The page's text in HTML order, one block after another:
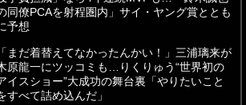
同僚PCAを射程圏内」サイ・ヤング賞ととも
予想
「まだ着替えてなかったんかい！」三浦璃来が
原龍一にツッコミも…りくりゅう“世界初の
イスショー”大成功の舞台裏「やりたいこと
すべて詰め込んだ」